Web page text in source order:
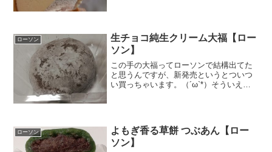
作ってるんだぁ～...
ローソン
生チョコ純生クリーム大福【ロー
ソン】
この手の大福ってローソンで結構出てた
と思うんですが、新発売というとついつ
い買っちゃいます。（´ω`*）そういえ
ローソン
よもぎ香る草餅 つぶあん【ロー
ソン】